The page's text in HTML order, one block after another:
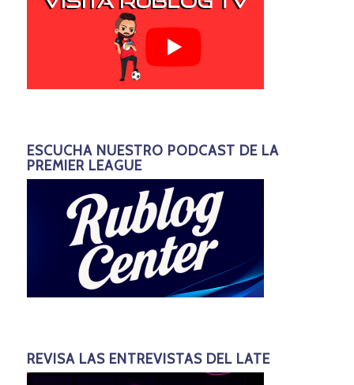
ESCUCHA NUESTRO PODCAST DE LA
PREMIER LEAGUE
REVISA LAS ENTREVISTAS DEL LATE